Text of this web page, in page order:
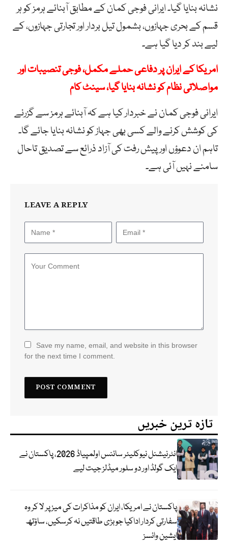
نشانہ بنایا گیا۔ ایرانی فوجی کمان کے مطابق آبنائے ہرمز کو ہر
قسم کے بحری جہازوں، بشمول تیل بردار اور تجارتی جہازوں، کے
لیے بند کر دیا گیا ہے۔
امریکا کے ایران پر دفاعی حملے مکمل، فوجی تنصیبات اور
مواصلاتی نظام کو نشانہ بنایا گیا، سینٹ کام
ایرانی فوجی کمان نے خبردار کیا ہے کہ آبنائے ہرمز سے گزرنے
کی کوشش کرنے والے کسی بھی جہاز کو نشانہ بنایا جائے گا۔
تاہم ان دعوؤں اور پیش رفت کی آزاد ذرائع سے تصدیق تاحال
سامنے نہیں آئی ہے۔
LEAVE A REPLY
Save my name, email, and website in this browser
for the next time I comment.
تازہ ترین خبریں
انٹرنیشنل نیوکلیئر سائنس اولمپیاڈ 2026، پاکستان نے
ایک گولڈ اور دو سلور میڈلز جیت لیے
پاکستان نے امریکا، ایران کو مذاکرات کی میز پر لا کر وہ
سفارتی کردار اداکیا جو بڑی طاقتیں نہ کرسکیں، ساؤتھ
ایشین وائسز